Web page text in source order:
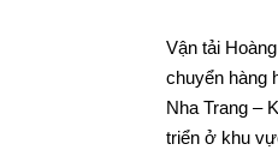
Vận tải
chuyển hàng
Nha Trang –
triển ở khu